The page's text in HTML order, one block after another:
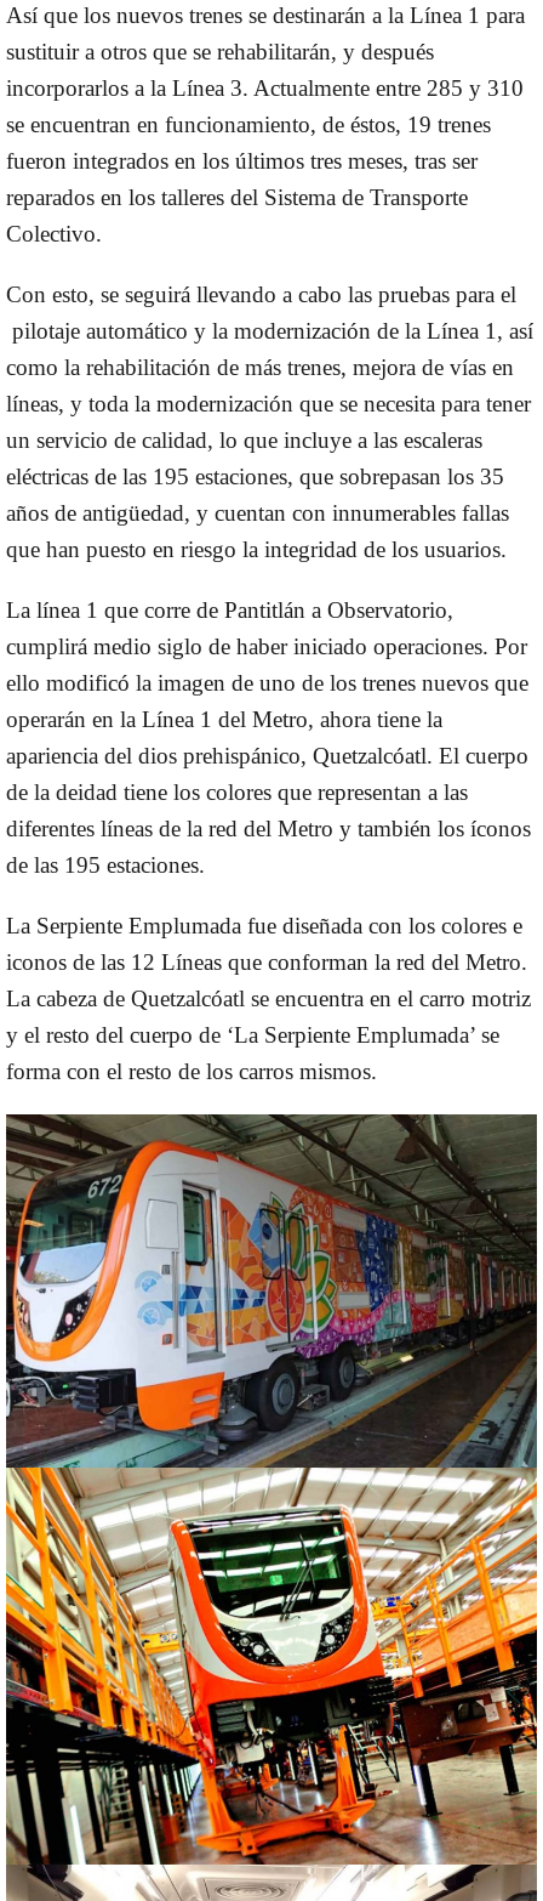
Así que los nuevos trenes se destinarán a la Línea 1 para
sustituir a otros que se rehabilitarán, y después
incorporarlos a la Línea 3. Actualmente entre 285 y 310
se encuentran en funcionamiento, de éstos, 19 trenes
fueron integrados en los últimos tres meses, tras ser
reparados en los talleres del Sistema de Transporte
Colectivo.
Con esto, se seguirá llevando a cabo las pruebas para el
pilotaje automático y la modernización de la Línea 1, así
como la rehabilitación de más trenes, mejora de vías en
líneas, y toda la modernización que se necesita para tener
un servicio de calidad, lo que incluye a las escaleras
eléctricas de las 195 estaciones, que sobrepasan los 35
años de antigüedad, y cuentan con innumerables fallas
que han puesto en riesgo la integridad de los usuarios.
La línea 1 que corre de Pantitlán a Observatorio,
cumplirá medio siglo de haber iniciado operaciones. Por
ello modificó la imagen de uno de los trenes nuevos que
operarán en la Línea 1 del Metro, ahora tiene la
apariencia del dios prehispánico, Quetzalcóatl. El cuerpo
de la deidad tiene los colores que representan a las
diferentes líneas de la red del Metro y también los íconos
de las 195 estaciones.
La Serpiente Emplumada fue diseñada con los colores e
iconos de las 12 Líneas que conforman la red del Metro.
La cabeza de Quetzalcóatl se encuentra en el carro motriz
y el resto del cuerpo de ‘La Serpiente Emplumada’ se
forma con el resto de los carros mismos.